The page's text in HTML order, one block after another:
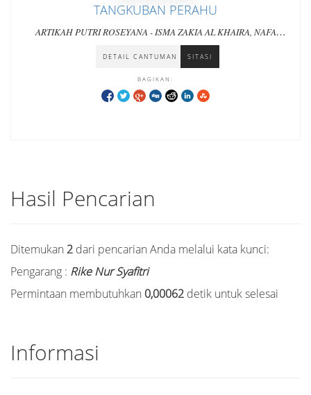
TANGKUBAN PERAHU
ARTIKAH PUTRI ROSEYANA - ISMA ZAKIA AL KHAIRA, NAFA
DILA CAHYA ARINDA, RIKE NUR SYAFITRI
DETAIL CANTUMAN SITASI
BAGIKAN:
Hasil Pencarian
Ditemukan 2 dari pencarian Anda melalui kata kunci:
Pengarang : Rike Nur Syafitri
Permintaan membutuhkan 0,00062 detik untuk selesai
Informasi